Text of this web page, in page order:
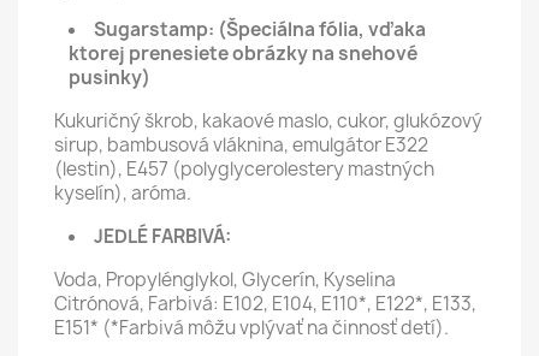
Sugarstamp: (Špeciálna fólia, vďaka
ktorej prenesiete obrázky na snehové
pusinky)
Kukuričný škrob, kakaové maslo, cukor, glukózový
sirup, bambusová vláknina, emulgátor E322
(lestin), E457 (polyglycerolestery mastných
kyselín), aróma.
JEDLÉ FARBIVÁ:
Voda, Propylénglykol, Glycerín, Kyselina
Citrónová, Farbivá: E102, E104, E110*, E122*, E133,
E151* (*Farbivá môžu vplývať na činnosť detí).